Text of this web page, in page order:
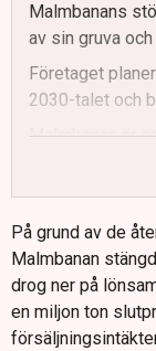
Malmbanans
av sin gruva
Företaget
2030-talet och
Malmbanan är
självförsörjning
Brister i
investeringar
Malmbanans
export och
På grund av de
Malmbanan
drog ner på
en miljon ton